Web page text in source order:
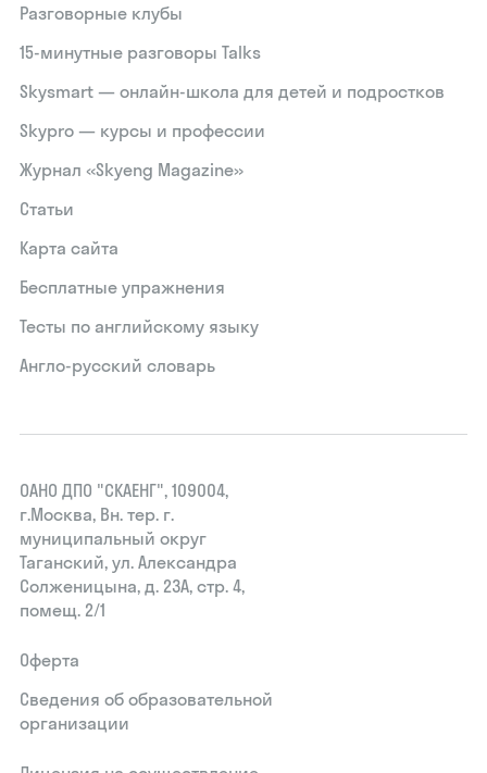
Разговорные клубы
15‑минутные разговоры Talks
Skysmart — онлайн-школа для детей и подростков
Skypro — курсы и профессии
Журнал «Skyeng Magazine»
Статьи
Карта сайта
Бесплатные упражнения
Тесты по английскому языку
Англо-русский словарь
ОАНО ДПО "СКАЕНГ", 109004,
г.Москва, Вн. тер. г.
муниципальный округ
Таганский, ул. Александра
Солженицына, д. 23А, стр. 4,
помещ. 2/1
Оферта
Сведения об образовательной
организации